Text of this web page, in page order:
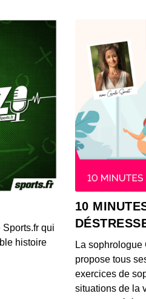
Sports.fr qui
histoire
10
La
propose tous
exercices de
situations de la